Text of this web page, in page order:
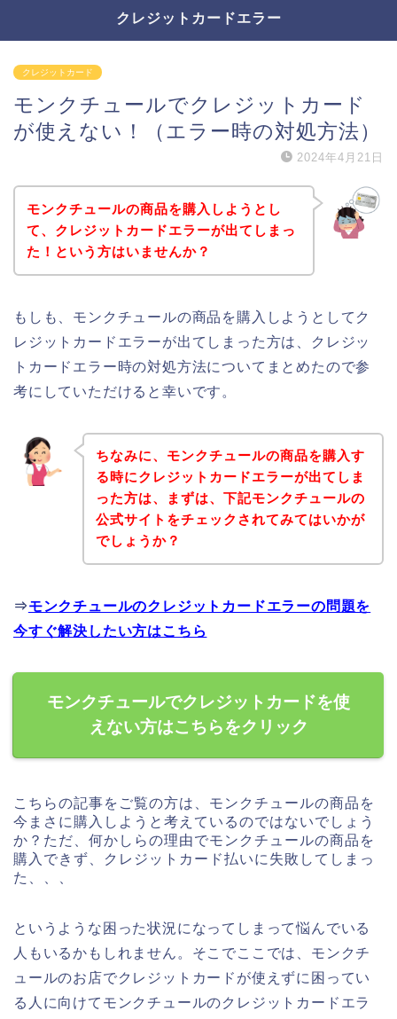
クレジットカードエラー
クレジットカード
モンクチュールでクレジットカード
が使えない！（エラー時の対処方法）
2024年4月21日
モンクチュールの商品を購入しようとし
て、クレジットカードエラーが出てしまっ
た！という方はいませんか？
もしも、モンクチュールの商品を購入しようとしてク
レジットカードエラーが出てしまった方は、クレジッ
トカードエラー時の対処方法についてまとめたので参
考にしていただけると幸いです。
ちなみに、モンクチュールの商品を購入す
る時にクレジットカードエラーが出てしま
った方は、まずは、下記モンクチュールの
公式サイトをチェックされてみてはいかが
でしょうか？
⇒モンクチュールのクレジットカードエラーの問題を
今すぐ解決したい方はこちら
モンクチュールでクレジットカードを使
えない方はこちらをクリック
こちらの記事をご覧の方は、モンクチュールの商品を
今まさに購入しようと考えているのではないでしょう
か？ただ、何かしらの理由でモンクチュールの商品を
購入できず、クレジットカード払いに失敗してしまっ
た、、、
というような困った状況になってしまって悩んでいる
人もいるかもしれません。そこでここでは、モンクチ
ュールのお店でクレジットカードが使えずに困ってい
る人に向けてモンクチュールのクレジットカードエラ